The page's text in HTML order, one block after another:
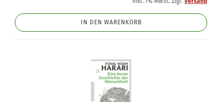
IN DEN WARENKORB